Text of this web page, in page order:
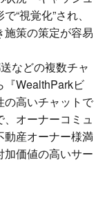
“視覚化”され、
策の策定が容易
などの複数チャ
『WealthParkビ
の高いチャットで
オーナーコミュ
産オーナー様満
価値の高いサー